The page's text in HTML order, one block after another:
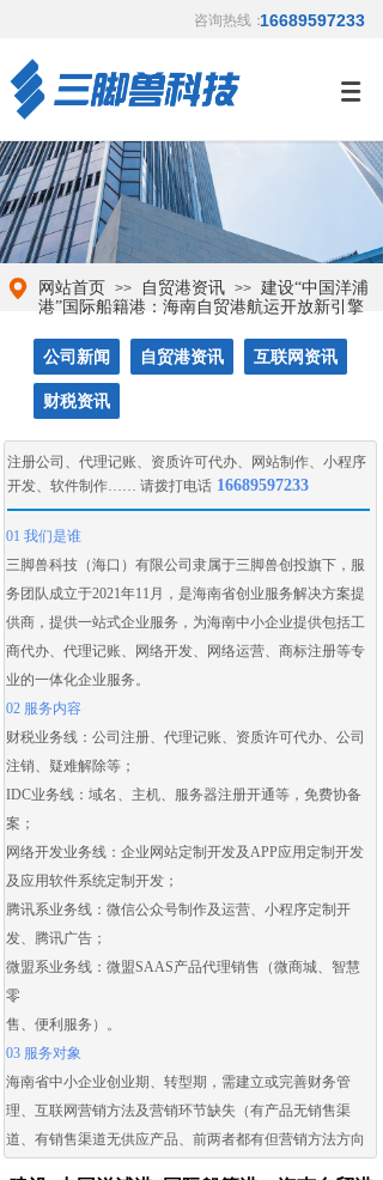
咨询热线：16689597233
网站首页 >> 自贸港资讯 >> 建设“中国洋浦
港”国际船籍港：海南自贸港航运开放新引擎
公司新闻 自贸港资讯 互联网资讯
财税资讯
01 我们是谁
三脚兽科技（海口）有限公司隶属于三脚兽创投旗下，服
务团队成立于2021年11月，是海南省创业服务解决方案提
供商，提供一站式企业服务，为海南中小企业提供包括工
商代办、 代理记账、 网络开发、 网络运营、 商标注册等专
业的一体化企业服务。
02 服务内容
财税业务线： 公司注册、 代理记账、 资质许可代办、 公司
注销、 疑难解除等；
IDC业务线：域名、主机、服务器注册开通等，免费协备
案；
网络开发业务线： 企业网站定制开发及APP应用定制开发
及应用软件系统定制开发 ；
腾讯系业务线：微信公众号制作及运营、 小程序定制开
发、腾讯广告；
微盟系业务线： 微盟SAAS产品代理销售（微商城、智慧
零
售、便利服务）。
03 服务对象
海南省中小企业创业期、转型期，需建立或完善财务管
理、互联网营销方法及营销环节缺失（有产品无销售渠
道、有销售渠道无供应产品、前两者都有但营销方法方向
注册公司 、 代理记账、 资质许可代办、 网站制作、 小程序
开发、 软件制作…… 请拨打电话 16689597233